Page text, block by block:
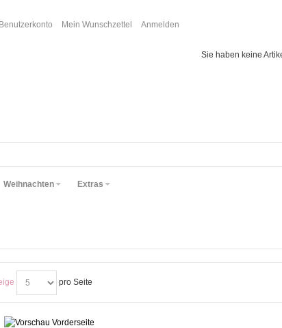
Sie haben keine
Mein Wunschzettel Anmelden
Weihnachten Extras
pro Seite